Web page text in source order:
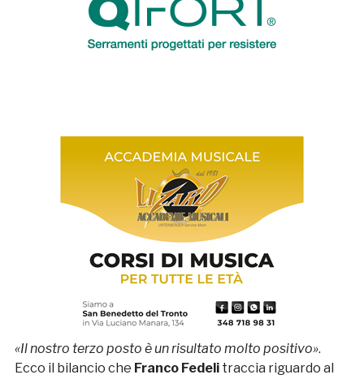
«Il nostro terzo posto è un risultato molto positivo».
Ecco il bilancio che Franco Fedelitraccia riguardo al